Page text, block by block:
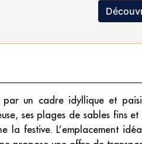
par un cadre idyllique et
ses plages de sables fins
la festive. L’emplacement